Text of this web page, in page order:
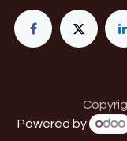
Powered by